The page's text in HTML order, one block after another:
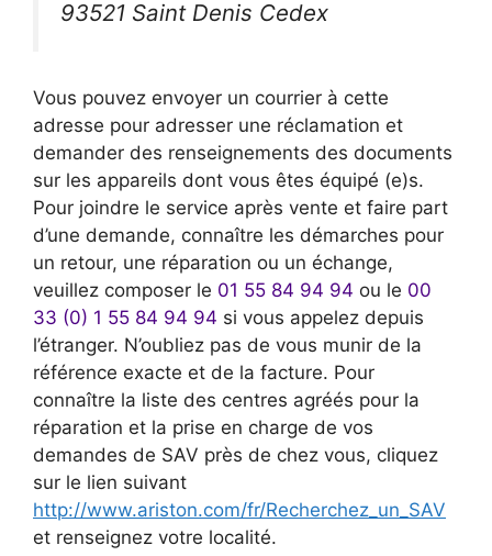
93521 Saint Denis Cedex
Vous pouvez envoyer un courrier à cette
adresse pour adresser une réclamation et
demander des renseignements des documents
sur les appareils dont vous êtes équipé (e)s.
Pour joindre le service après vente et faire part
d’une demande, connaître les démarches pour
un retour, une réparation ou un échange,
veuillez composer le 01 55 84 94 94 ou le 00
33 (0) 1 55 84 94 94 si vous appelez depuis
l’étranger. N’oubliez pas de vous munir de la
référence exacte et de la facture. Pour
connaître la liste des centres agréés pour la
réparation et la prise en charge de vos
demandes de SAV près de chez vous, cliquez
sur le lien suivant
http://www.ariston.com/fr/Recherchez_un_SAV
et renseignez votre localité.